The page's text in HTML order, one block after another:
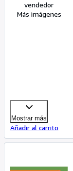
vendedor
Más imágenes
Mostrar más
Añadir al carrito